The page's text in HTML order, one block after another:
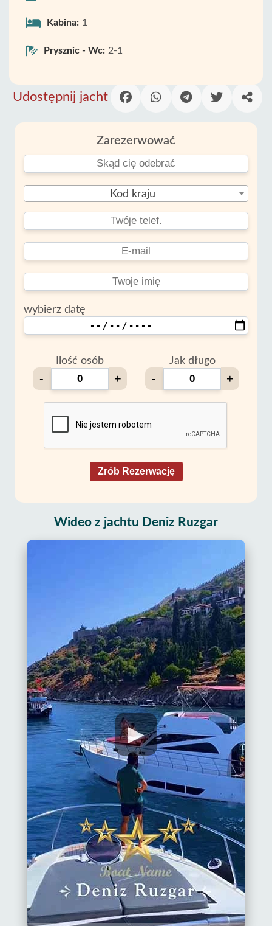
Strona
Główna
wioski
Kabina: 1
Prysznic - Wc: 2-1
Udostępnij jacht
Zarezerwować
Kod kraju
wybierz datę
Ilość osób
- +
Jak długo
- +
Zrób Rezerwację
Wideo z jachtu Deniz Ruzgar
▶